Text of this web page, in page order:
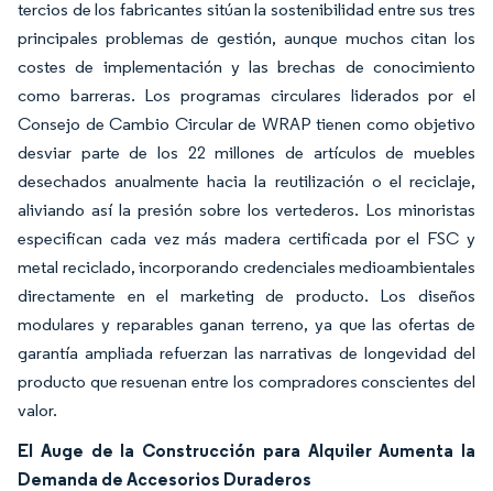
tercios de los fabricantes sitúan la sostenibilidad entre sus tres
principales problemas de gestión, aunque muchos citan los
costes de implementación y las brechas de conocimiento
como barreras. Los programas circulares liderados por el
Consejo de Cambio Circular de WRAP tienen como objetivo
desviar parte de los 22 millones de artículos de muebles
desechados anualmente hacia la reutilización o el reciclaje,
aliviando así la presión sobre los vertederos. Los minoristas
especifican cada vez más madera certificada por el FSC y
metal reciclado, incorporando credenciales medioambientales
directamente en el marketing de producto. Los diseños
modulares y reparables ganan terreno, ya que las ofertas de
garantía ampliada refuerzan las narrativas de longevidad del
producto que resuenan entre los compradores conscientes del
valor.
El Auge de la Construcción para Alquiler Aumenta la
Demanda de Accesorios Duraderos